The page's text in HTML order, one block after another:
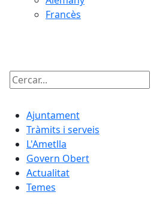
Francès
Cercar:
Ajuntament
Tràmits i serveis
L'Ametlla
Govern Obert
Actualitat
Temes